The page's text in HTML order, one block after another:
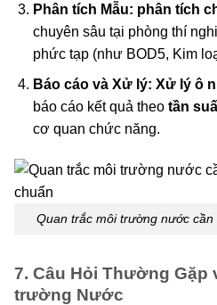
Phân tích Mẫu: phân tích
chuyên sâu tại phòng thí
phức tạp (như BOD5, Kim
Báo cáo và Xử lý: Xử lý ô
báo cáo kết quả theo tần
cơ quan chức năng.
Quan trắc môi trường nước
7. Câu Hỏi Thường Gặp
trường Nước